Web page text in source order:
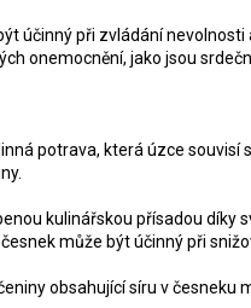
účinný při zvládání
onemocnění, jako jsou
potrava, která úzce souvisí
kulinářskou přísadou díky
může být účinný při
obsahující síru v česneku